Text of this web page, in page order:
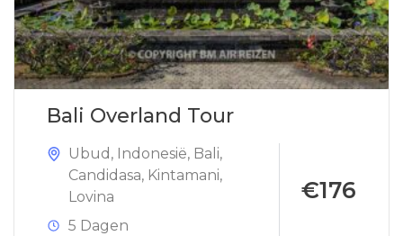
Bali Overland Tour
Ubud , Indonesië, Bali,
Candidasa, Kintamani,
Lovina
5 Dagen
€176